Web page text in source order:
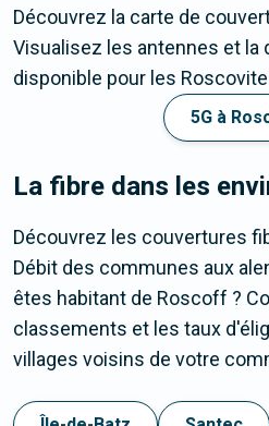
Découvrez la carte de
Visualisez les antennes et la
disponible pour les
5G à
La fibre dans les
Découvrez les couvertures
Débit des communes aux
êtes habitant de Roscoff ?
classements et les taux
villages voisins de votre